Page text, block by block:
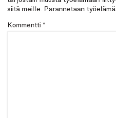
siitä meille. Parannetaan
Kommentti *